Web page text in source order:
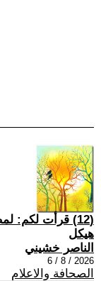
(12) قرأت لكم:
هيكل
الناصر خشيني
2026 / 8 / 6
الصحافة والاعلام